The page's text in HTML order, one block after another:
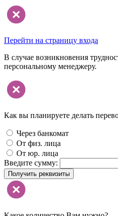
Перейти на страницу входа
В случае возникновения
персональному менеджеру.
Как вы планируете делать
Через банкомат
От физ. лица
От юр. лица
Введите сумму:
Получить реквизиты